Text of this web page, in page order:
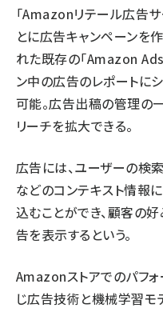
「Amazonリテール広告
とに広告キャンペーンを
れた既存の「Amazon Ads
ン中の広告のレポートに
可能。広告出稿の管理の
リーチを拡大できる。
広告には、ユーザーの検
などのコンテキスト情報
込むことができ、顧客の
告を表示するという。
Amazonストアでのパフ
じ広告技術と機械学習モ